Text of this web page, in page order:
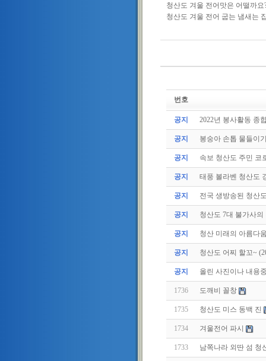
청산도 겨울 전어맛은 어떨까요
청산도 겨울 전어 굽는 냄새는
번호
공지 2022년 봉사활동 종
공지 봉숭아 손톱 물들이
공지 속보 청산도 주민 코
공지 태풍 볼라벤 청산도
공지 전국 생방송된 청산
공지 청산도 7대 불가사의
공지 청산 미래의 아름다
공지 청산도 어찌 할꼬~
공지 올린 사진이나 내용
1736 도깨비 꼴창
1735 청산도 미스 동백 진
1734 겨울전어 파시
1733 남쪽나라 외딴 섬 청